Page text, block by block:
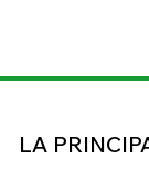
LA